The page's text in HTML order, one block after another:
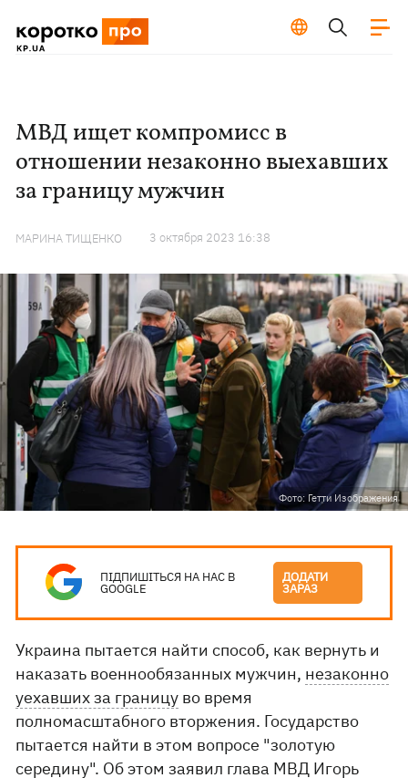
МВД ищет компромисс в
отношении незаконно выехавших
за границу мужчин
МАРИНА ТИЩЕНКО 3 октября 2023 16:38
Фото: Гетти Изображения
ПІДПИШІТЬСЯ НА НАС В
GOOGLE
ДОДАТИ
ЗАРАЗ
Украина пытается найти способ, как вернуть и
наказать военнообязанных мужчин, незаконно
уехавших за границу во время
полномасштабного вторжения. Государство
пытается найти в этом вопросе "золотую
середину". Об этом заявил глава МВД Игорь